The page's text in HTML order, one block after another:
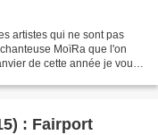
artistes qui ne sont pas
MoïRa que l'on
de cette année je vous
: Fairport